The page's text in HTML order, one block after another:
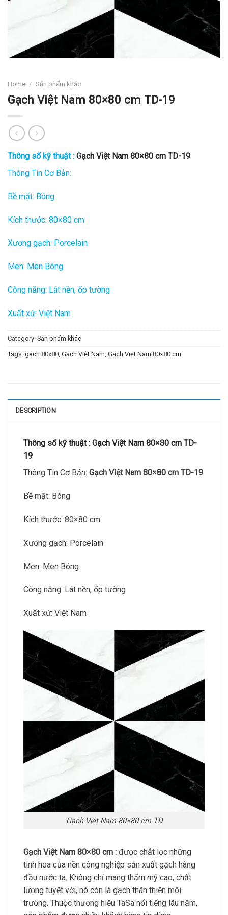
Home / Sản phẩm khác
Gạch Việt Nam 80×80 cm TD-19
Thông số kỹ thuật : Gạch Việt Nam 80×80 cm TD-19
Thông Tin Cơ Bản:
Bề mặt: Bóng
Kích thước: 80×80 cm
Xương gạch: Porcelain
Men: Men Bóng
Công năng: Lát nền, ốp tường
Xuất xứ: Việt Nam
Category: Sản phẩm khác
Tags: gạch 80x80 Gạch Việt Nam Gạch Việt Nam 80×80 cm
DESCRIPTION
Thông số kỹ thuật : Gạch Việt Nam 80×80 cm TD-
19
Thông Tin Cơ Bản: Gạch Việt Nam 80×80 cm TD-19
Bề mặt: Bóng
Kích thước: 80×80 cm
Xương gạch: Porcelain
Men: Men Bóng
Công năng: Lát nền, ốp tường
Xuất xứ: Việt Nam
Gạch Việt Nam 80×80 cm TD
Gạch Việt Nam 80×80 cm : được chắt lọc những
tinh hoa của nền công nghiệp sản xuất gạch hàng
đầu nước ta. Không chỉ mang thẩm mỹ cao, chất
lượng tuyệt vời, nó còn là gạch thân thiện môi
trường. Thuộc thương hiệu TaSa nổi tiếng lâu năm,